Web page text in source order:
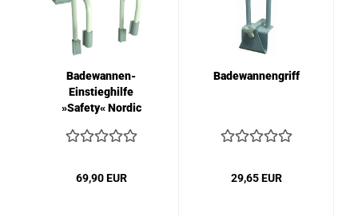
Badewannen-
Einstieghilfe
»Safety« Nordic
69,90 EUR
Badewannengriff
29,65 EUR